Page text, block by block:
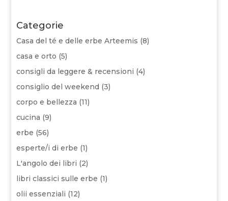
Categorie
Casa del té e delle erbe Arteemis (8)
casa e orto (5)
consigli da leggere & recensioni (4)
consiglio del weekend (3)
corpo e bellezza (11)
cucina (9)
erbe (56)
esperte/i di erbe (1)
L'angolo dei libri (2)
libri classici sulle erbe (1)
olii essenziali (12)